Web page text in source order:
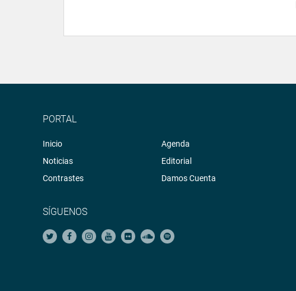
PORTAL
Inicio
Noticias
Contrastes
Agenda
Editorial
Damos Cuenta
SÍGUENOS